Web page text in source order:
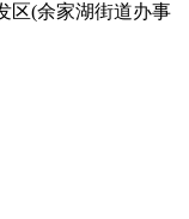
区(余家湖街道办事